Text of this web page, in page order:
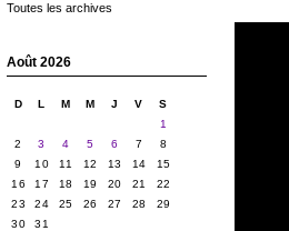
Toutes les archives
Août 2026
D L M M J V
S
1
2
3 4 5 6 7
8
9
10 11 12 13 14
15
16
17 18 19 20 21
22
23
24 25 26 27 28
29
30
31